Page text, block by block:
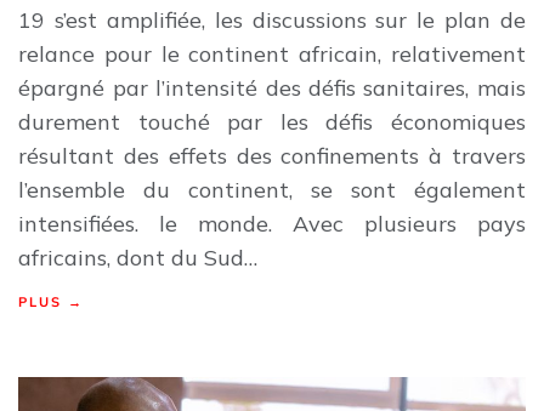
19 s’est amplifiée, les discussions sur le plan de
relance pour le continent africain, relativement
épargné par l’intensité des défis sanitaires, mais
durement touché par les défis économiques
résultant des effets des confinements à travers
l’ensemble du continent, se sont également
intensifiées. le monde. Avec plusieurs pays
africains, dont du Sud…
PLUS →